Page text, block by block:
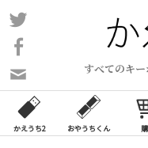
コ
ン
ン
ツ
ス
すべてのキ
い
合
わ
かえうち2 おやうちくん